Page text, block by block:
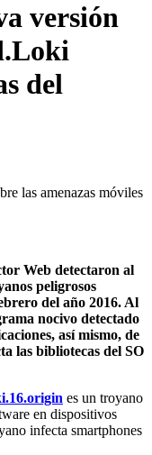
versión
del
las amenazas móviles
Web detectaron al
peligrosos
del año 2016. Al
nocivo detectado
así mismo, de
las bibliotecas del SO
es un troyano
en dispositivos
infecta smartphones